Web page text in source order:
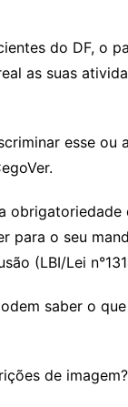
do DF, o
as suas
esse ou
para o seu
(LBI/Lei
saber o
de imagem?